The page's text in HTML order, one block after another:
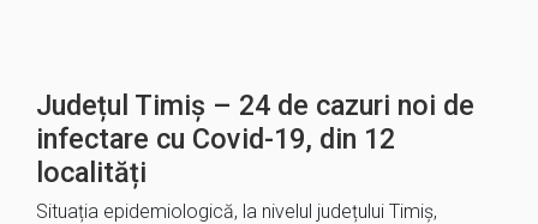
Județul Timiș – 24 de cazuri noi de
infectare cu Covid-19, din 12
localități
Situația epidemiologică, la nivelul județului Timiș,